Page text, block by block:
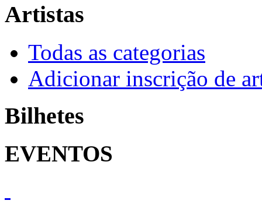
Artistas
Todas as categorias
Adicionar inscrição de
Bilhetes
EVENTOS